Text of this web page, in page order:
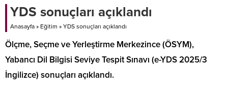
YDS sonuçları açıklandı
Anasayfa » Eğitim » YDS sonuçları açıklandı
Ölçme, Seçme ve Yerleştirme Merkezince (ÖSYM),
Yabancı Dil Bilgisi Seviye Tespit Sınavı (e-YDS 2025/3
İngilizce) sonuçları açıklandı.